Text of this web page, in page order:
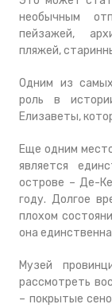
необычным
пейзажей,
пляжей,
Одним из
роль в
Елизаветы,
Еще одним
является
острове – Де-
году. Долгое
плохом
она
Музей
рассмотреть
– покрытые